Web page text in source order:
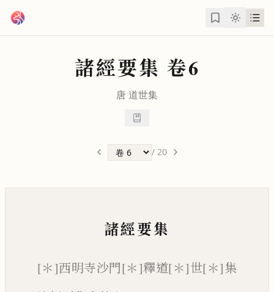
諸經要集 卷6
唐道世集
/ 20
諸經要集
[＊]西明寺沙門[＊]釋道[＊]世[＊]集